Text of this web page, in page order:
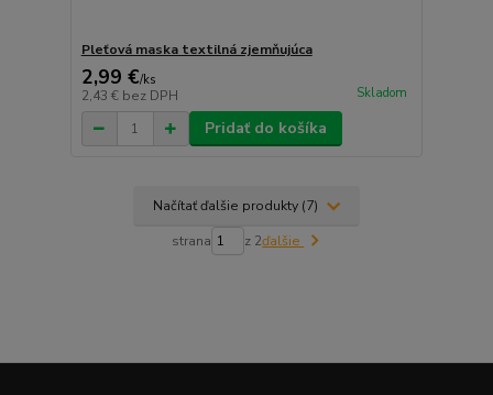
Pleťová maska textilná zjemňujúca
2,99 €/ks
2,43 € bez DPH Skladom
Pridať do košíka
Načítať ďalšie produkty (7)
strana z 2ďalšie